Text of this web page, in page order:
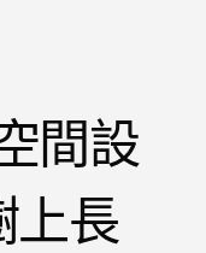
間設
上長